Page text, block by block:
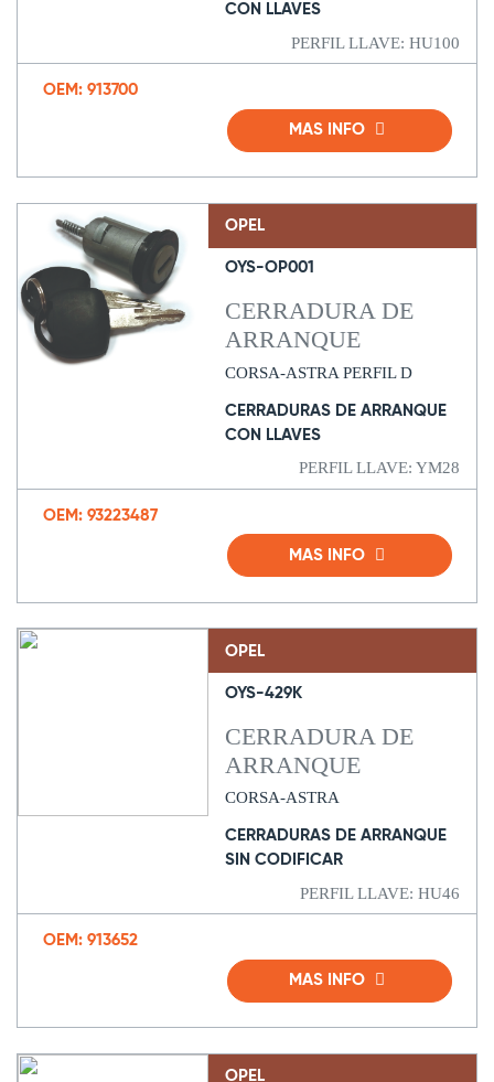
CON LLAVES
PERFIL LLAVE: HU100
OEM: 913700
MAS INFO
OPEL
OYS-OP001
CERRADURA DE
ARRANQUE
CORSA-ASTRA PERFIL D
CERRADURAS DE ARRANQUE
CON LLAVES
PERFIL LLAVE: YM28
OEM: 93223487
MAS INFO
OPEL
OYS-429K
CERRADURA DE
ARRANQUE
CORSA-ASTRA
CERRADURAS DE ARRANQUE
SIN CODIFICAR
PERFIL LLAVE: HU46
OEM: 913652
MAS INFO
OPEL